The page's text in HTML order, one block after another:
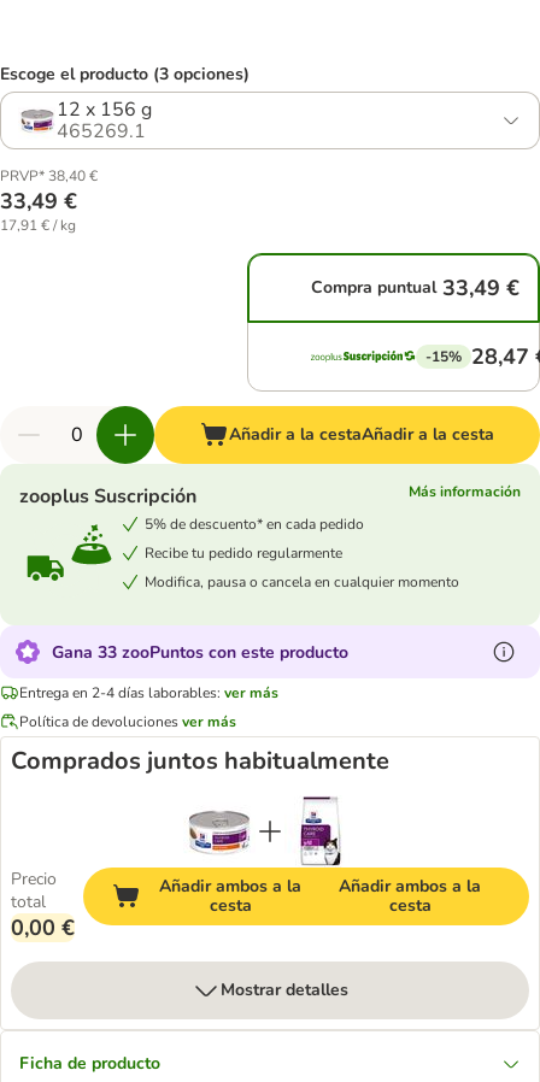
Escoge el producto (3 opciones)
12 x 156 g
465269.1
PRVP* 38,40 €
33,49 €
17,91 € / kg
Compra puntual 33,49 €
-15% 28,47
Añadir a la cestaAñadir a la cesta
zooplus Suscripción
Más información
5% de descuento* en cada pedido
Recibe tu pedido regularmente
Modifica, pausa o cancela en cualquier momento
Gana 33 zooPuntos con este producto
Entrega en 2-4 días laborables: ver más
Política de devolucionesver más
Comprados juntos habitualmente
Precio
total
0,00 €
Añadir ambos a la
cesta
Añadir ambos a la
cesta
Mostrar detalles
Ficha de producto